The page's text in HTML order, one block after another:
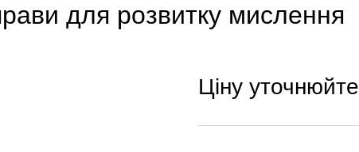
для розвитку мислення
Ціну уточнюйте